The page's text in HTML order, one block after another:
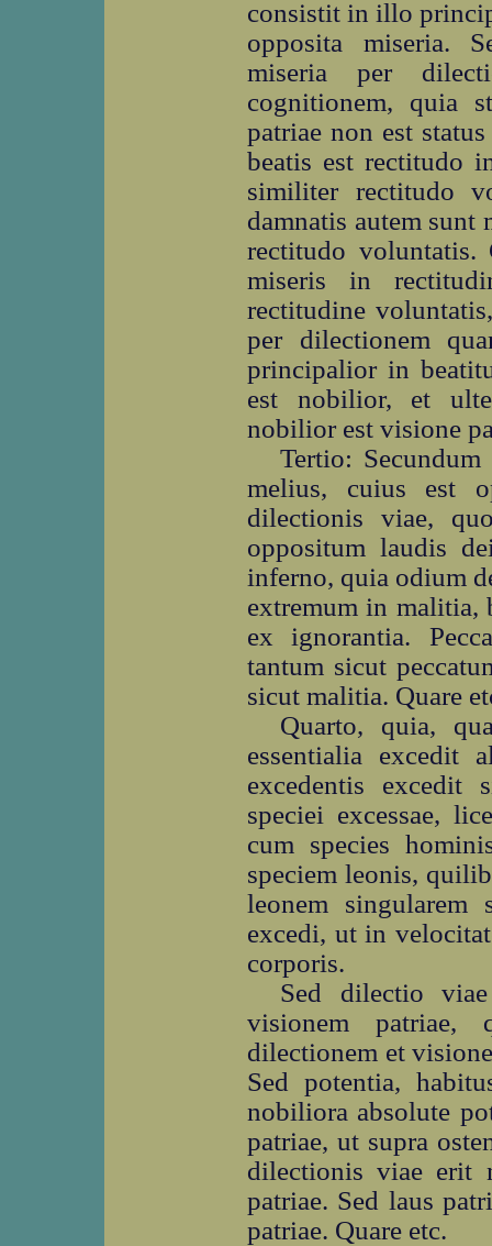
consistit in illo
opposita miseria.
miseria per
cognitionem, quia
patriae non est
beatis est rectitudo
similiter rectitudo
damnatis autem
rectitudo voluntatis.
miseris in
rectitudine
per dilectionem
principalior in
est nobilior, et
nobilior est visione
Tertio:
melius, cuius est
dilectionis viae,
oppositum laudis
inferno, quia odium
extremum in malitia,
ex ignorantia.
tantum sicut
sicut malitia. Quare
Quarto, quia,
essentialia excedit
excedentis excedit
speciei excessae,
cum species
speciem leonis,
leonem
excedi, ut in
corporis.
Sed dilectio
visionem patriae,
dilectionem et
Sed potentia,
nobiliora absolute
patriae, ut supra
dilectionis viae erit
patriae. Sed laus
patriae. Quare etc.